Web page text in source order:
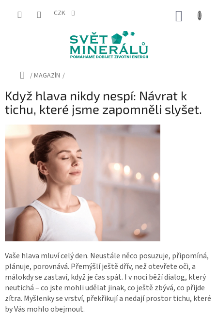
CZK
Domů
/MAGAZÍN /
Když hlava nikdy nespí: Návrat k
tichu, které jsme zapomněli slyšet.
Vaše hlava mluví celý den. Neustále něco posuzuje, připomíná,
plánuje, porovnává. Přemýšlí ještě dřív, než otevřete oči, a
málokdy se zastaví, když je čas spát. I v noci běží dialog, který
neutichá – co jste mohli udělat jinak, co ještě zbývá, co přijde
zítra. Myšlenky se vrství, překřikují a nedají prostor tichu, které
by Vás mohlo obejmout.